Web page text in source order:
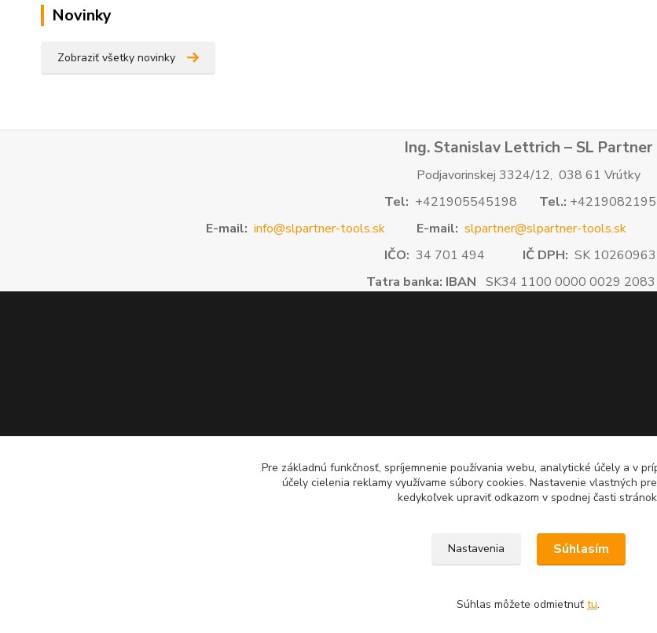
Novinky
Zobraziť všetky novinky
Ing. Stanislav Lettrich – SL Partner
Podjavorinskej 3324/12, 038 61 Vrútky
Tel: +421905545198 Tel.:
E-mail: info@slpartner-tools.sk E-mail: slpartner@slpartner-tools.sk
IČO: 34 701 494 IČ DPH: SK
Tatra banka: IBAN SK34 1100 0000 0029
Pre základnú funkčnosť, spríjemnenie používania webu, analytické účely a v
účely cielenia reklamy využívame súbory cookies. Nastavenie vlastných
kedykoľvek upraviť odkazom v spodnej časti
Nastavenia Súhlasím
Súhlas môžete odmietnuť tu.